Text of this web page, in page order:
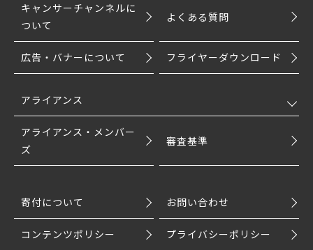
キャンサーチャンネルに
ついて
よくある質問
広告・バナーについて フライヤーダウンロード
アライアンス
アライアンス・メンバー
ズ
審査基準
寄付について お問い合わせ
コンテンツポリシー プライバシーポリシー